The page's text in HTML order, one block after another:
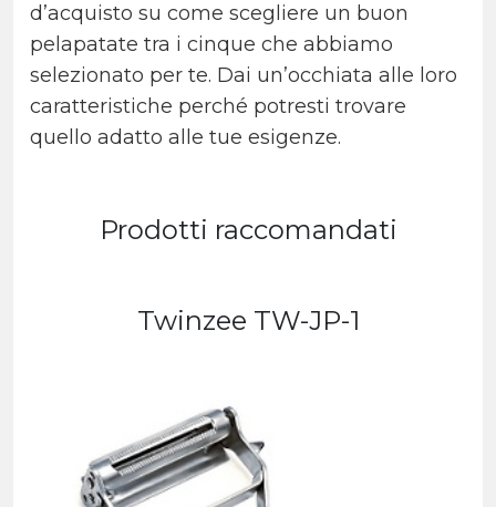
d’acquisto su come scegliere un buon
pelapatate tra i cinque che abbiamo
selezionato per te. Dai un’occhiata alle loro
caratteristiche perché potresti trovare
quello adatto alle tue esigenze.
Prodotti raccomandati
Twinzee TW-JP-1